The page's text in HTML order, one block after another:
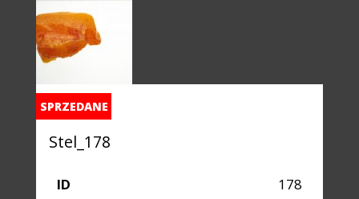
SPRZEDANE
Stel_178
ID 178